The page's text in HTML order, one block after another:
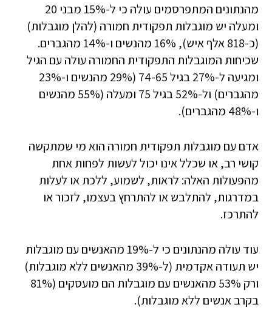
מהנתונים המתפרסמים עולה כי ל-15% מבני 20
ומעלה יש מוגבלות תפקודית חמורה (להלן מוגבלות)
(כ-818 אלף איש), 16% מהנשים ו-14% מהגברים.
שכיחות המוגבלות התפקודית החמורה עולה עם הגיל
ומגיעה ל-27% בגיל 74-65 (29% מהנשים ו-23%
מהגברים) ול-52% בגיל 75 ומעלה (55% מהנשים
ו-48% מהגברים).
אדם עם מוגבלות תפקודית חמורה הוא מי שמתקשה
קושי רב, או שכלל אינו יכול לעשות לפחות אחת
מהפעולות האלה: לראות, לשמוע, ללכת או לעלות
במדרגות, להתלבש או להתרחץ בעצמו, לזכור או
להתרכז.
עוד עולה מהנתונים כי
ל-19% מהאנשים עם מוגבלות
יש תעודה אקדמית (ל-39% מהאנשים ללא מוגבלות)
ו
רק 53% מהאנשים עם מוגבלות הם מועסקים (81%
בקרב אנשים ללא מוגבלות).